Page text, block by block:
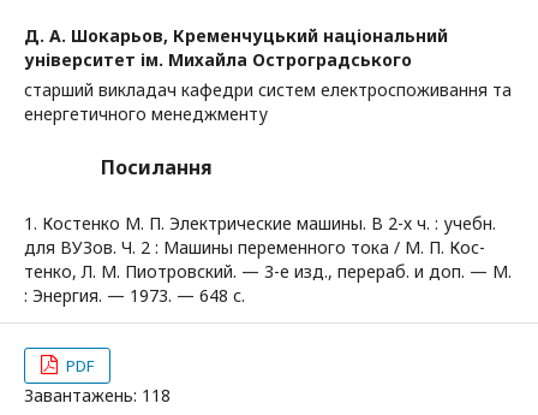
Д. А. Шокарьов, Кременчуцький національний
університет ім. Михайла Остроградського
старший викладач кафедри систем електроспоживання та
енергетичного менеджменту
Посилання
1. Костенко М. П. Электрические машины. В 2-х ч. : учебн.
для ВУЗов. Ч. 2 : Машины переменного тока / М. П. Кос-
тенко, Л. М. Пиотровский. — 3-е изд., перераб. и доп. — М.
: Энергия. — 1973. — 648 с.
PDF
Завантажень: 118